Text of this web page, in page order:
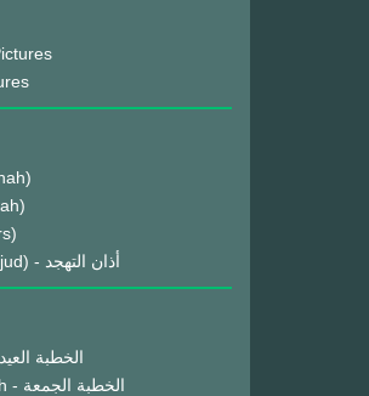
8) Azan (Tahajjud) - أذان التهجد
Eid Khutbah - الخطبة العيد
Friday Khutbah - الخطبة الجمعة